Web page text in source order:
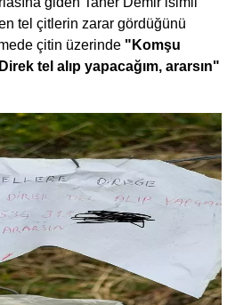
tel çitlerin zarar gördüğünü
çitin üzerinde "Komşu
tel alıp yapacağım, ararsın"